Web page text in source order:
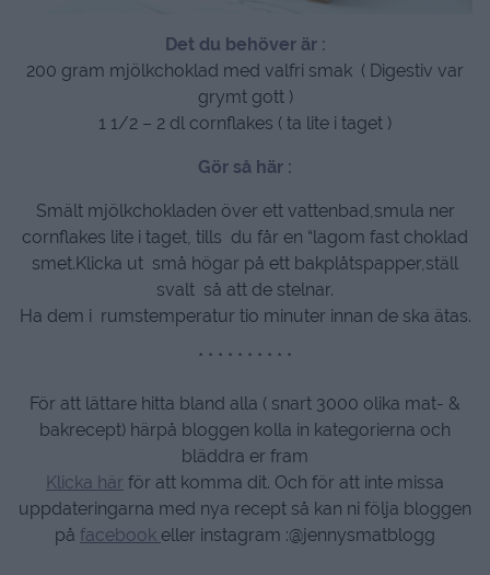
Det du behöver är :
200 gram mjölkchoklad med valfri smak ( Digestiv var
grymt gott )
1 1/2 – 2 dl cornflakes ( ta lite i taget )
Gör så här :
Smält mjölkchokladen över ett vattenbad,smula ner
cornflakes lite i taget, tills du får en “lagom fast choklad
smet.Klicka ut små högar på ett bakplåtspapper,ställ
svalt så att de stelnar.
Ha dem i rumstemperatur tio minuter innan de ska ätas.
* * * * * * * * * *
För att lättare hitta bland alla ( snart 3000 olika mat- &
bakrecept) härpå bloggen kolla in kategorierna och
bläddra er fram
Klicka här för att komma dit. Och för att inte missa
uppdateringarna med nya recept så kan ni följa bloggen
på facebook eller instagram :@jennysmatblogg